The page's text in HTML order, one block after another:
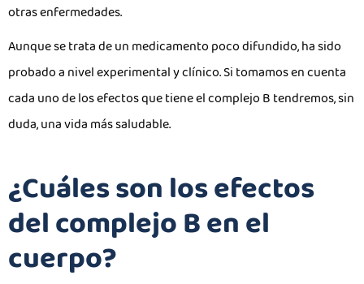
otras enfermedades.
Aunque se trata de un medicamento poco difundido, ha sido
probado a nivel experimental y clínico. Si tomamos en cuenta
cada uno de los efectos que tiene el complejo B tendremos, sin
duda, una vida más saludable.
¿Cuáles son los efectos
del complejo B en el
cuerpo?